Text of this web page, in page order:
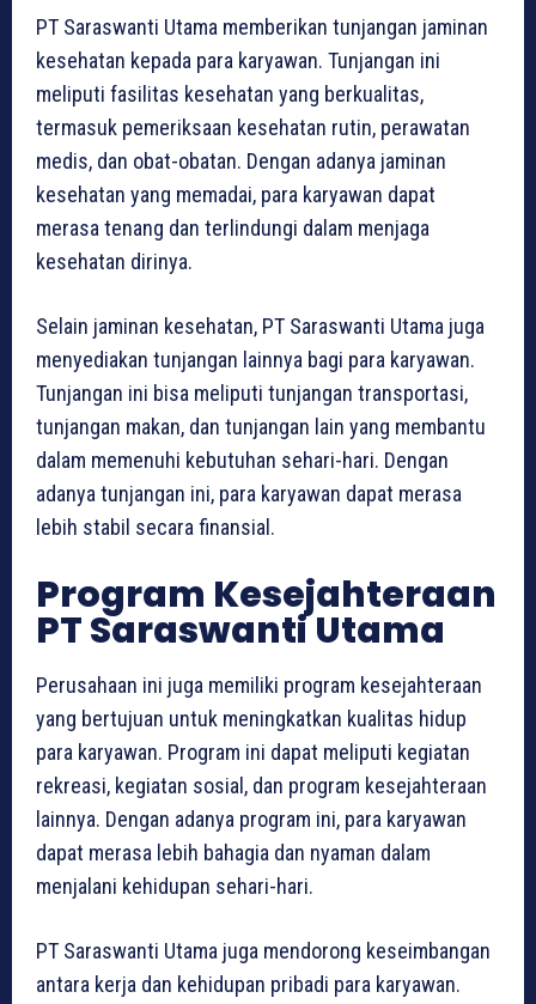
PT Saraswanti Utama memberikan tunjangan jaminan
kesehatan kepada para karyawan. Tunjangan ini
meliputi fasilitas kesehatan yang berkualitas,
termasuk pemeriksaan kesehatan rutin, perawatan
medis, dan obat-obatan. Dengan adanya jaminan
kesehatan yang memadai, para karyawan dapat
merasa tenang dan terlindungi dalam menjaga
kesehatan dirinya.
Selain jaminan kesehatan, PT Saraswanti Utama juga
menyediakan tunjangan lainnya bagi para karyawan.
Tunjangan ini bisa meliputi tunjangan transportasi,
tunjangan makan, dan tunjangan lain yang membantu
dalam memenuhi kebutuhan sehari-hari. Dengan
adanya tunjangan ini, para karyawan dapat merasa
lebih stabil secara finansial.
Program Kesejahteraan
PT Saraswanti Utama
Perusahaan ini juga memiliki program kesejahteraan
yang bertujuan untuk meningkatkan kualitas hidup
para karyawan. Program ini dapat meliputi kegiatan
rekreasi, kegiatan sosial, dan program kesejahteraan
lainnya. Dengan adanya program ini, para karyawan
dapat merasa lebih bahagia dan nyaman dalam
menjalani kehidupan sehari-hari.
PT Saraswanti Utama juga mendorong keseimbangan
antara kerja dan kehidupan pribadi para karyawan.